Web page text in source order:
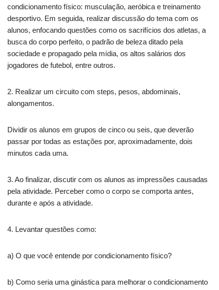
condicionamento físico: musculação, aeróbica e treinamento
desportivo. Em seguida, realizar discussão do tema com os
alunos, enfocando questões como os sacrifícios dos atletas, a
busca do corpo perfeito, o padrão de beleza ditado pela
sociedade e propagado pela mídia, os altos salários dos
jogadores de futebol, entre outros.
2. Realizar um circuito com steps, pesos, abdominais,
alongamentos.
Dividir os alunos em grupos de cinco ou seis, que deverão
passar por todas as estações por, aproximadamente, dois
minutos cada uma.
3. Ao finalizar, discutir com os alunos as impressões causadas
pela atividade. Perceber como o corpo se comporta antes,
durante e após a atividade.
4. Levantar questões como:
a) O que você entende por condicionamento físico?
b) Como seria uma ginástica para melhorar o condicionamento